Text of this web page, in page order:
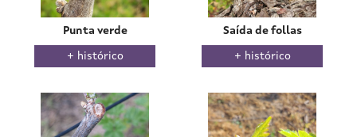
Punta verde
histórico
Saída de follas
histórico